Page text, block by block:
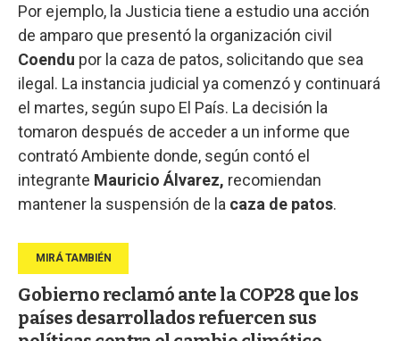
Por ejemplo, la Justicia tiene a estudio una acción
de amparo que presentó la organización civil
Coendu por la caza de patos, solicitando que sea
ilegal. La instancia judicial ya comenzó y continuará
el martes, según supo El País. La decisión la
tomaron después de acceder a un informe que
contrató Ambiente donde, según contó el
integrante Mauricio Álvarez, recomiendan
mantener la suspensión de la caza de patos.
Gobierno reclamó ante la COP28 que los
países desarrollados refuercen sus